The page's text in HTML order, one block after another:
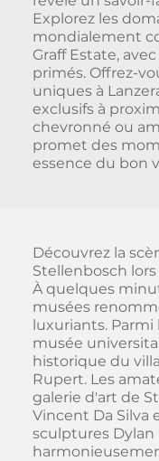
Explorez les
mondialement
Graff Estate,
primés. Offrez-
uniques à
exclusifs à
chevronné ou
promet des
essence du bon
Découvrez la
Stellenbosch lors
À quelques
musées
luxuriants.
musée
historique du
Rupert. Les
galerie d'art de
Vincent Da Silva
sculptures Dylan